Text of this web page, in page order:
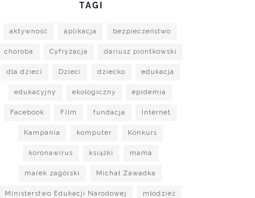
TAGI
aktywność aplikacja bezpieczeństwo
choroba Cyfryzacja dariusz piontkowski
dla dzieci Dzieci dziecko edukacja
edukacyjny ekologiczny epidemia
Facebook Film fundacja Internet
Kampania komputer Konkurs
koronawirus książki mama
marek zagórski Michał Zawadka
Ministerstwo Edukacji Narodowej młodzież